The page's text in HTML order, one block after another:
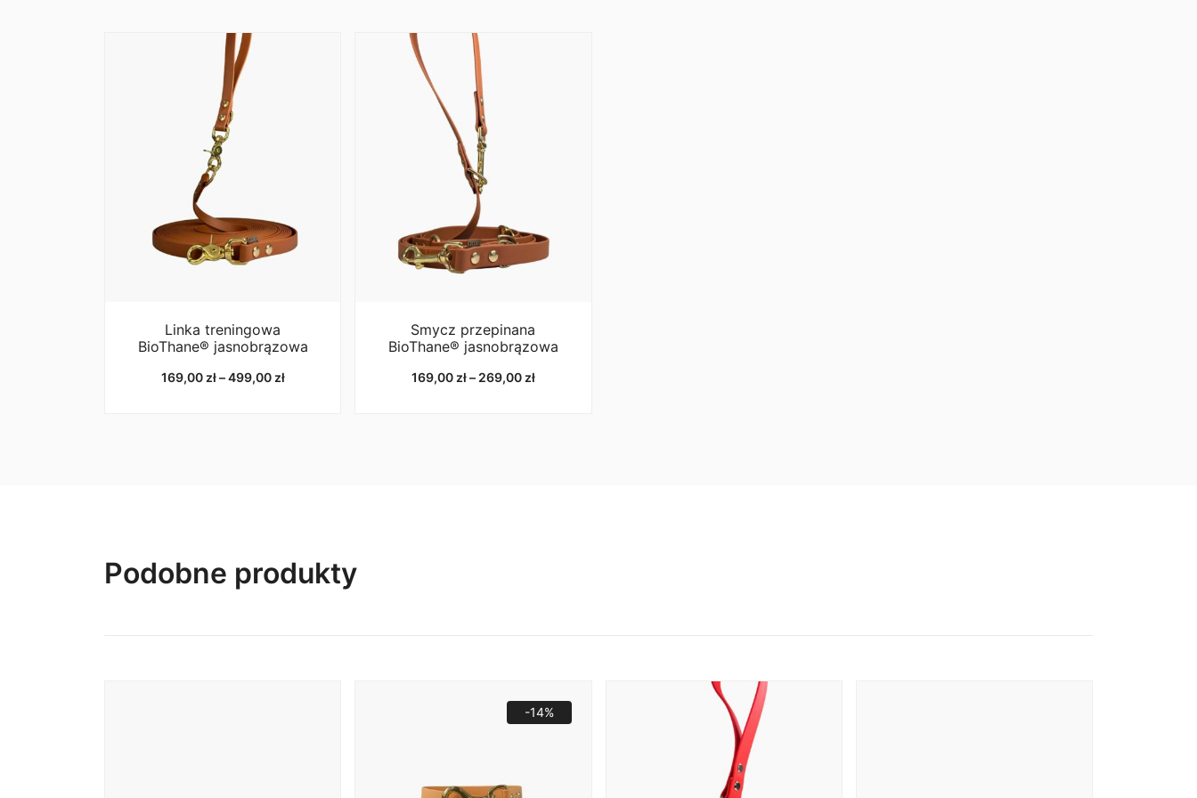
Linka treningowa
BioThane® jasnobrązowa
169,00 zł–499,00 złZakres
Smycz przepinana
BioThane® jasnobrązowa
169,00 zł– 269,00 złZakres
Podobne produkty
-14%